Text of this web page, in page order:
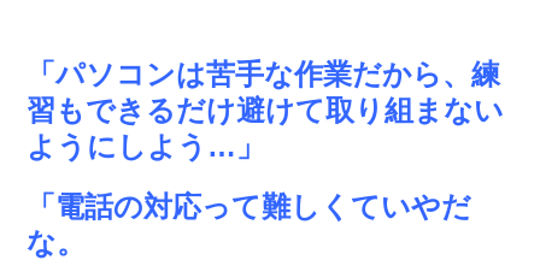
「パソコンは苦手な作業だから、練
習もできるだけ避けて取り組まない
ようにしよう…」
「電話の対応って難しくていやだ
な。